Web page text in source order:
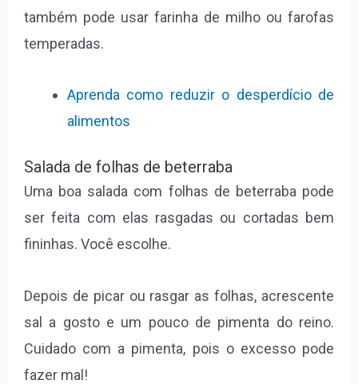
também pode usar farinha de milho ou farofas
temperadas.
Aprenda como reduzir o desperdício de
alimentos
Salada de folhas de beterraba
Uma boa salada com folhas de beterraba pode
ser feita com elas rasgadas ou cortadas bem
fininhas. Você escolhe.
Depois de picar ou rasgar as folhas, acrescente
sal a gosto e um pouco de pimenta do reino.
Cuidado com a pimenta, pois o excesso pode
fazer mal!